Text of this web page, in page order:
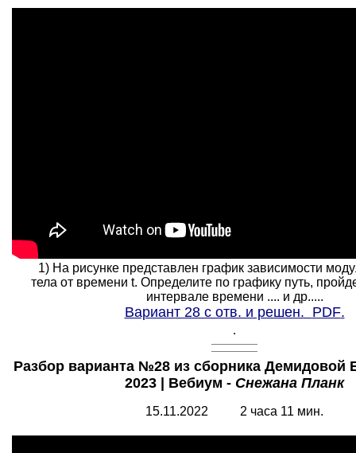
1) На рисунке представлен график зависимости
тела от времени t. Определите по графику путь,
интервале времени .... и др.....
Вариант 28 с отв. и решен. PDF.
.
Разбор варианта №28 из сборника Демидовой
2023 | Вебиум - Снежана Планк
15.11.2022 2 часа 11 мин.